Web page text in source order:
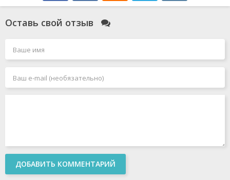
Оставь свой отзыв
ДОБАВИТЬ КОММЕНТАРИЙ